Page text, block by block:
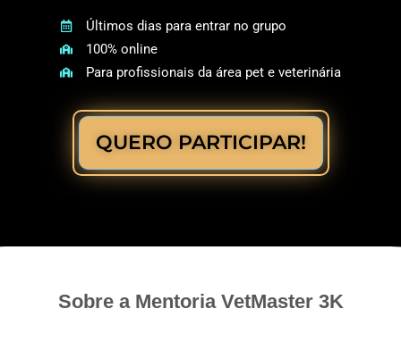
Últimos dias para entrar no grupo
100% online
Para profissionais da área pet e veterinária
QUERO PARTICIPAR!
Sobre a Mentoria VetMaster 3K